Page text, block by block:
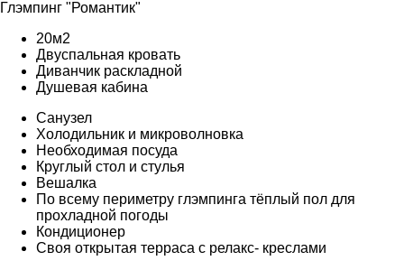
Глэмпинг "Романтик"
20м2
Двуспальная кровать
Диванчик раскладной
Душевая кабина
Санузел
Холодильник и микроволновка
Необходимая посуда
Круглый стол и стулья
Вешалка
По всему периметру глэмпинга тёплый пол для
прохладной погоды
Кондиционер
Своя открытая терраса с релакс- креслами